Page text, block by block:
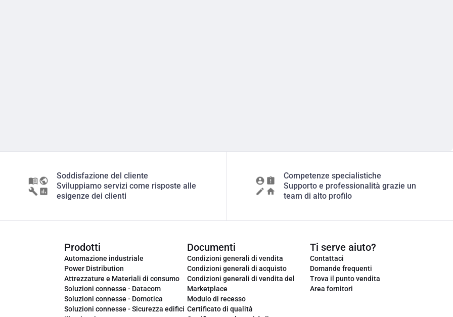
Soddisfazione del cliente
Sviluppiamo servizi come risposte alle
esigenze dei clienti
Competenze specialistiche
Supporto e professionalità grazie un
team di alto profilo
Prodotti
Automazione industriale
Power Distribution
Attrezzature e Materiali di consumo
Soluzioni connesse - Datacom
Soluzioni connesse - Domotica
Soluzioni connesse - Sicurezza edifici
Documenti
Condizioni generali di vendita
Condizioni generali di acquisto
Condizioni generali di vendita del
Marketplace
Modulo di recesso
Certificato di qualità
Ti serve aiuto?
Contattaci
Domande frequenti
Trova il punto vendita
Area fornitori